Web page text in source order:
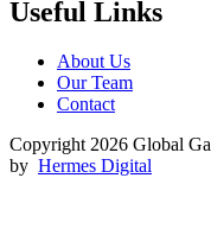
Useful Links
About Us
Our Team
Contact
Copyright 2026 Global
by Hermes Digital